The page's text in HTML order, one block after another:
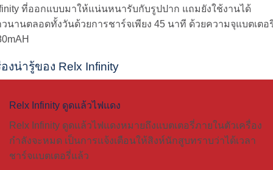
ที่ออกแบบมาให้แน่นหนารับกับรูปปาก แถมยังใช้งานได้
วนานตลอดทั้งวันด้วยการชาร์จเพียง 45 นาที ด้วยความจุแบตเตอ
องน่ารู้ของ Relx Infinity
Relx Infinity ดูดแล้วไฟแดง
Relx Infinity ดูดแล้วไฟแดงหมายถึงแบตเตอรี่ภายในตัวเครื่อง
กำลังจะหมด เป็นการแจ้งเตือนให้สิงห์นักสูบทราบว่าได้เวลา
ชาร์จแบตเตอรี่แล้ว